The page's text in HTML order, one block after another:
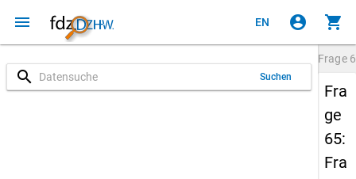
menu EN account_circle shopping_cart
search Suchen
Frage
Fra
ge
65:
Fra